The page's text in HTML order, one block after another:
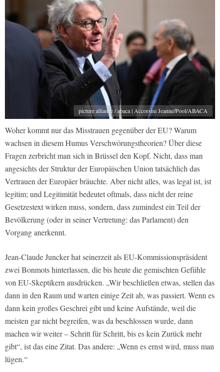
picture alliance / abaca | Accorsini Jeanne/Pool/ABACA
Woher kommt nur das Misstrauen gegenüber der EU? Warum
wachsen in diesem Humus Verschwörungstheorien? Über diese
Fragen zerbricht man sich in Brüssel den Kopf. Nicht, dass man
angesichts der Struktur der Europäischen Union tatsächlich das
Vertrauen der Europäer bräuchte. Aber nicht alles, was legal ist, ist
legitim; und Legitimität bedeutet oftmals, dass nicht der reine
Gesetzestext wirken muss, sondern, dass zumindest ein Teil der
Bevölkerung (oder in seiner Vertretung: das Parlament) den
Vorgang anerkennt.
Jean-Claude Juncker hat seinerzeit als EU-Kommissionspräsident
zwei Bonmots hinterlassen, die bis heute die gemischten Gefühle
von EU-Skeptikern ausdrücken. „Wir beschließen etwas, stellen das
dann in den Raum und warten einige Zeit ab, was passiert. Wenn es
dann kein großes Geschrei gibt und keine Aufstände, weil die
meisten gar nicht begreifen, was da beschlossen wurde, dann
machen wir weiter – Schritt für Schritt, bis es kein Zurück mehr
gibt“, ist das eine Zitat. Das andere: „Wenn es ernst wird, muss man
lügen.“